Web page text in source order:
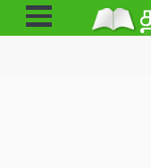
Open
Menu